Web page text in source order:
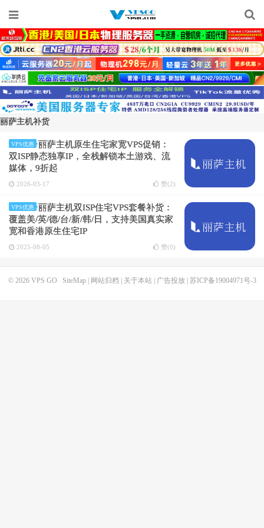
丽萨主机补货
VPS优惠
丽萨主机原生住宅家宽VPS促销：
双ISP静态独享IP，全栈解锁本土游戏、流
媒体，9折起
2026-03-17 赞(2)
VPS优惠
丽萨主机双ISP住宅VPS套餐补货：
覆盖美/英/德/台/新/韩/日，支持美国真实家
宽和香港原生住宅IP
2025-08-05 赞(0)
© 2026 VPS GO SiteMap| 网站归档 关于本站| 广告投放| 苏ICP备19004971号-3